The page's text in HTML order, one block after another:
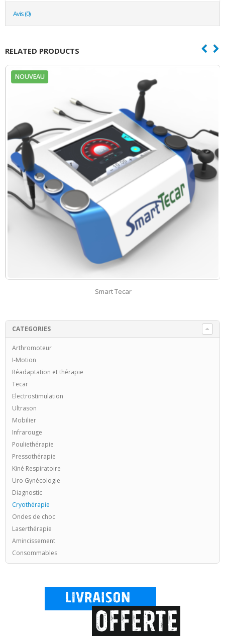
Avis (0)
RELATED PRODUCTS
NOUVEAU
Smart Tecar
CATEGORIES
Arthromoteur
I-Motion
Réadaptation et thérapie
Tecar
Electrostimulation
Ultrason
Mobilier
Infrarouge
Pouliethérapie
Pressothérapie
Kiné Respiratoire
Uro Gynécologie
Diagnostic
Cryothérapie
Ondes de choc
Laserthérapie
Amincissement
Consommables